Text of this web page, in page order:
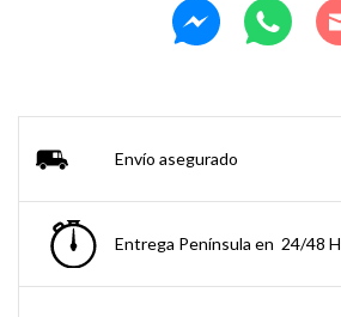
Envío asegurado
Entrega Península en 24/48 H